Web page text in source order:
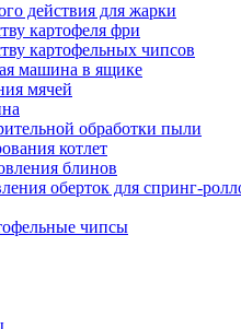
действия для жарки
картофеля фри
картофельных чипсов
машина в ящике
мячей
обработки пыли
котлет
блинов
оберток для спринг-
чипсы